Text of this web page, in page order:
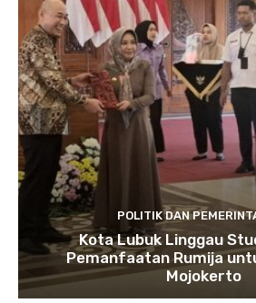
POLITIK DAN
Kota Lubuk Linggau
Pemanfaatan Rumija
Mojokerto